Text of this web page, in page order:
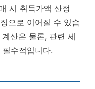
시 취득가액 산정
으로 이어질 수 있습
산은 물론, 관련 세
수적입니다.